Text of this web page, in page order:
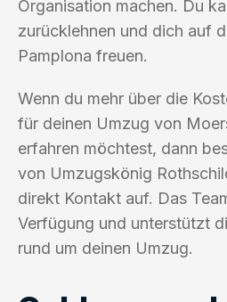
Organisation machen. Du
zurücklehnen und dich auf
Pamplona freuen.
Wenn du mehr über die
für deinen Umzug von
erfahren möchtest, dann
von Umzugskönig
direkt Kontakt auf. Das
Verfügung und unterstützt
rund um deinen Umzug.